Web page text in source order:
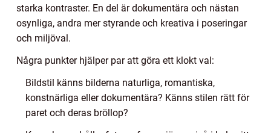
starka kontraster. En del är dokumentära och nästan
osynliga, andra mer styrande och kreativa i poseringar
och miljöval.
Några punkter hjälper par att göra ett klokt val:
Bildstil känns bilderna naturliga, romantiska,
konstnärliga eller dokumentära? Känns stilen rätt för
paret och deras bröllop?